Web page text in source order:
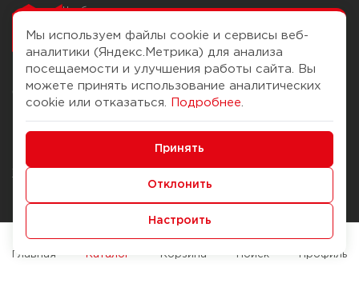
Чтобы вам легко
О компании
История Компании
Журнал
Наши марки
Брендирование
Помощь
Доставка и оплата
Способы оплаты
Служба контроля качества
Мы используем файлы cookie и сервисы веб-
аналитики (Яндекс.Метрика) для анализа
посещаемости и улучшения работы сайта. Вы
можете принять использование аналитических
cookie или отказаться.
Подробнее
Принять
Отклонить
Настроить
Главная Каталог Корзина Поиск Профиль